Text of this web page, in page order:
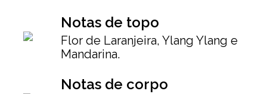
Notas de topo
Flor de Laranjeira, Ylang Ylang e
Mandarina.
Notas de corpo